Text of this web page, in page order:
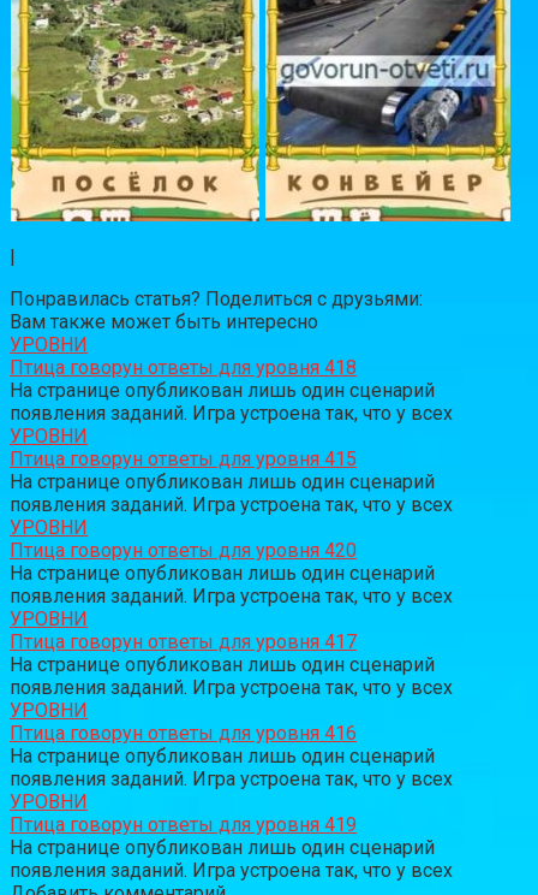
Понравилась статья? Поделиться с друзьями:
Вам также может быть интересно
УРОВНИ
Птица говорун ответы для уровня 418
На странице опубликован лишь один сценарий
появления заданий. Игра устроена так, что у всех
УРОВНИ
Птица говорун ответы для уровня 415
На странице опубликован лишь один сценарий
появления заданий. Игра устроена так, что у всех
УРОВНИ
Птица говорун ответы для уровня 420
На странице опубликован лишь один сценарий
появления заданий. Игра устроена так, что у всех
УРОВНИ
Птица говорун ответы для уровня 417
На странице опубликован лишь один сценарий
появления заданий. Игра устроена так, что у всех
УРОВНИ
Птица говорун ответы для уровня 416
На странице опубликован лишь один сценарий
появления заданий. Игра устроена так, что у всех
УРОВНИ
Птица говорун ответы для уровня 419
На странице опубликован лишь один сценарий
появления заданий. Игра устроена так, что у всех